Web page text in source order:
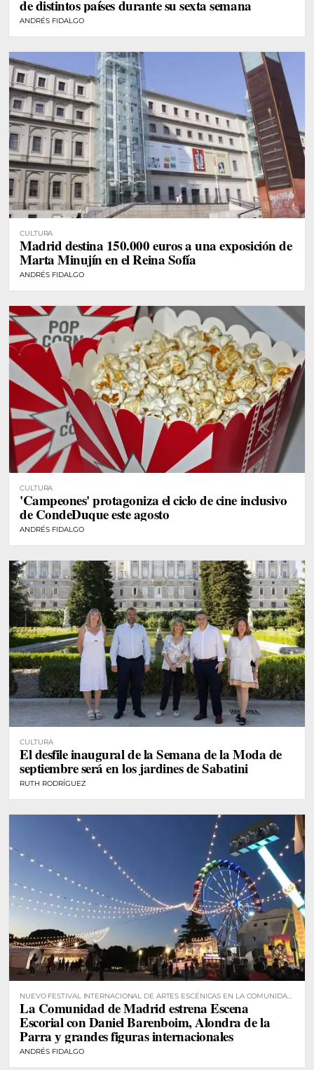
de distintos países durante su sexta semana
ANDRÉS FIDALGO
CULTURA
Madrid destina 150.000 euros a una exposición de
Marta Minujín en el Reina Sofía
ANDRÉS FIDALGO
CULTURA
'Campeones' protagoniza el ciclo de cine inclusivo
de CondeDuque este agosto
ANDRÉS FIDALGO
CULTURA
El desfile inaugural de la Semana de la Moda de
septiembre será en los jardines de Sabatini
RUTH RODRÍGUEZ
NUEVO FESTIVAL INTERNACIONAL DE ARTES ESCÉNICAS EN LA COMUNIDAD
DE MADRID
La Comunidad de Madrid estrena Escena
Escorial con Daniel Barenboim, Alondra de la
Parra y grandes figuras internacionales
ANDRÉS FIDALGO